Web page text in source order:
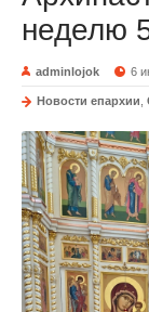
неделю
adminlojok 6
Новости епархии